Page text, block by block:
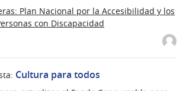
Plan Nacional por la Accesibilidad y los
con Discapacidad
Cultura para todos